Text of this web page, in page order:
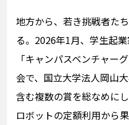
地方から、若き挑戦者た
る。2026年1月、学生起
「キャンパスベンチャー
会で、国立大学法人岡山
含む複数の賞を総なめに
ロボットの定額利用から